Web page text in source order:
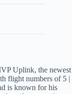
Uplink, the newest
flight numbers of 5 |
is known for his